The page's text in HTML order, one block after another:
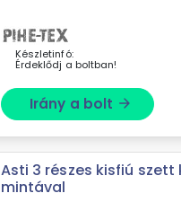
Készletinfó:
Érdeklődj a boltban!
Irány a bolt arrow_forward
Asti 3 részes kisfiú szett
mintával